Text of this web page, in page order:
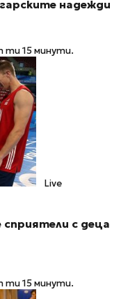
надежди
ти 15 минути.
Live
сприятели с деца
ти 15 минути.